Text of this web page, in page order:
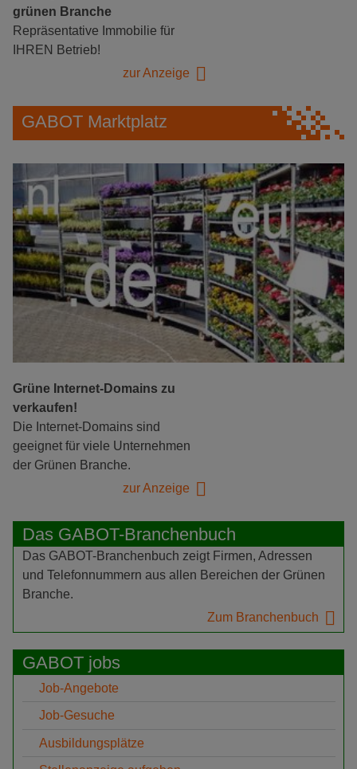
grünen Branche
Repräsentative Immobilie für
IHREN Betrieb!
zur Anzeige
GABOT Marktplatz
Grüne Internet-Domains zu
verkaufen!
Die Internet-Domains sind
geeignet für viele Unternehmen
der Grünen Branche.
zur Anzeige
Das GABOT-Branchenbuch
Das GABOT-Branchenbuch zeigt Firmen, Adressen
und Telefonnummern aus allen Bereichen der Grünen
Branche.
Zum Branchenbuch
GABOT jobs
Job-Angebote
Job-Gesuche
Ausbildungsplätze